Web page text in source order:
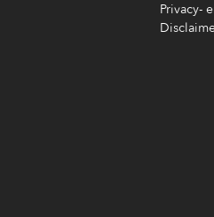
Privacy-